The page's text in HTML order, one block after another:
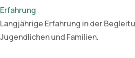
Erfahrung
Langjährige Erfahrung in der
Jugendlichen und Familien.